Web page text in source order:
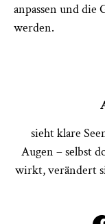
anpassen und die
werden.
sieht klare
Augen – selbst
wirkt, verändert